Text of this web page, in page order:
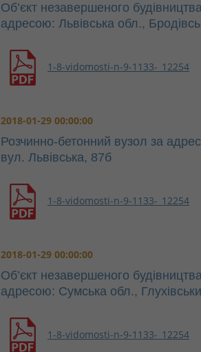
Об’єкт незавершеного
адресою: Львівська обл.,
1-8-vidomosti-n-9-1133-_12254
2018-01-29 00:00:00
Розчинно-бетонний вузол за
вул. Львівська, 87б
1-8-vidomosti-n-9-1133-_12254
2018-01-29 00:00:00
Об’єкт незавершеного
адресою: Сумська обл.,
1-8-vidomosti-n-9-1133-_12254